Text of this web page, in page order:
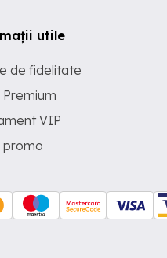
utile
de fidelitate
Premium
VIP
promo